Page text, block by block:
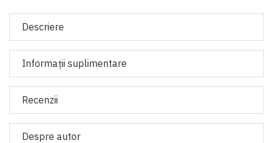
Descriere
Informaţii suplimentare
Recenzii
Despre autor